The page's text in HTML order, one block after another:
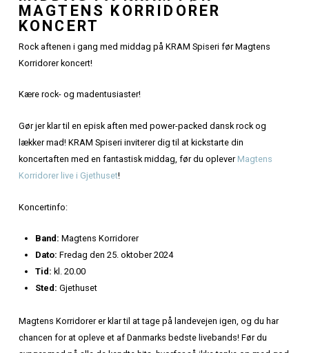
Hjem»Middag på KRAM før Magtens Korridorer koncert
MIDDAG PÅ KRAM FØR
MAGTENS KORRIDORER
KONCERT
Rock aftenen i gang med middag på KRAM Spiseri før
Kære rock- og madentusiaster!
lækker mad! KRAM Spiseri inviterer dig til at kickstarte din
koncertaften med en fantastisk middag, før du oplever